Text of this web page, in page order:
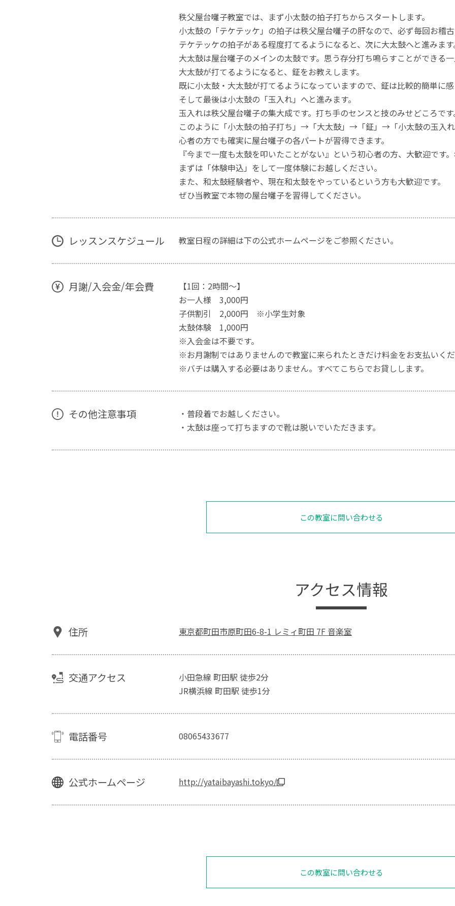
秩父屋台囃子教室では、まず小太鼓の拍子打ちからスタートします。
小太鼓の「テケテッケ」の拍子は秩父屋台囃子の肝なので、必ず毎回お稽
テケテッケの拍子がある程度打てるようになると、次に大太鼓へと進みま
大太鼓は屋台囃子のメインの太鼓です。思う存分打ち鳴らすことができる
大太鼓が打てるようになると、鉦をお教えします。
既に小太鼓・大太鼓が打てるようになっていますので、鉦は比較的簡単に
そして最後は小太鼓の「玉入れ」へと進みます。
玉入れは秩父屋台囃子の集大成です。打ち手のセンスと技のみせどころで
このように「小太鼓の拍子打ち」→「大太鼓」→「鉦」→「小太鼓の玉入
心者の方でも確実に屋台囃子の各パートが習得できます。
『今まで一度も太鼓を叩いたことがない』という初心者の方、大歓迎です
まずは「体験申込」をして一度体験にお越しください。
また、和太鼓経験者や、現在和太鼓をやっているという方も大歓迎です。
ぜひ当教室で本物の屋台囃子を習得してください。
レッスンスケジュール 教室日程の詳細は下の公式ホームページをご参照ください。
月謝/入会金/年会費
【1回：2時間～】
お一人様 3,000円
子供割引 2,000円 ※小学生対象
太鼓体験 1,000円
※入会金は不要です。
※お月謝制ではありませんので教室に来られたときだけ料金をお支払いく
※バチは購入する必要はありません。すべてこちらでお貸しします。
その他注意事項
・普段着でお越しください。
・太鼓は座って打ちますので靴は脱いでいただきます。
この教室に問い合わせる
アクセス情報
住所 東京都町田市原町田6-8-1 レミィ町田 7F 音楽室
交通アクセス
小田急線 町田駅 徒歩2分
JR横浜線 町田駅 徒歩1分
電話番号 08065433677
公式ホームページ http://yataibayashi.tokyo/
この教室に問い合わせる